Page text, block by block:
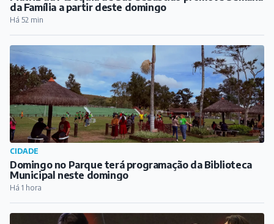
da Família a partir deste domingo
Há 52 min
CIDADE
Domingo no Parque terá programação da Biblioteca
Municipal neste domingo
Há 1 hora